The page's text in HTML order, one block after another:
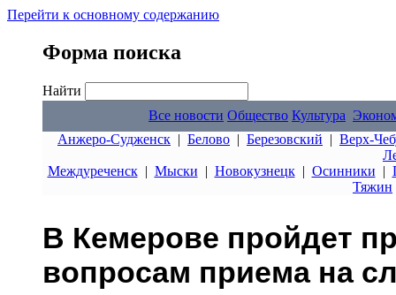
Перейти к основному содержанию
Форма поиска
Найти
Все новости Общество Культура
Анжеро-Судженск | Белово | Березовский | Верх-
Междуреченск| Мыски | Новокузнецк| Осинники |
Тяжин
В Кемерове пройдет
вопросам приема на